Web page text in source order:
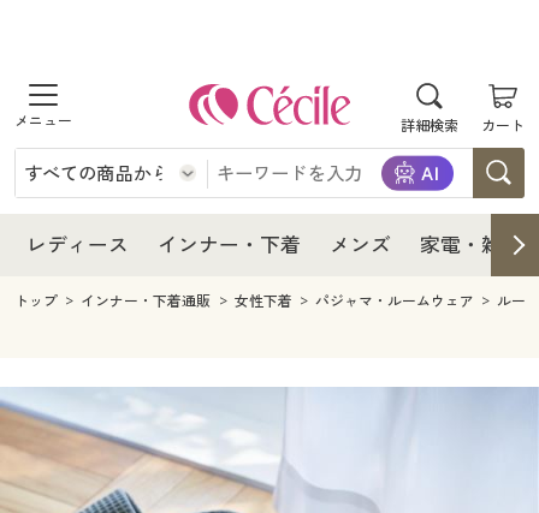
詳細検索 カート
商品を探す
レディース
レディースファッション
インナー・下着
インナー・下着通販すべて
メンズ下着
ジュニア・ティーンズ下着
メンズ
メンズファッション
メンズ下着
家電・雑貨すべて
家電
寝具・インテリア・家具
寝具・インテリア・家具通販すべて
美容・健康
レディース インナー・下着 メンズ 家電・雑貨
レディース
レディース通販すべて
レディースファッション
インナー・下着
インナー・下着通販すべて
ジュニア・ティーンズ下着
メンズ
メンズ下着
家電
キッチン・雑貨・日用品
寝具・インテリア・家具通販すべて
家具・収納
美容・健康
美容・健康通販すべて
制服・スクール
トップ インナー・下着通販 女性下着 パジャマ・ルームウェア ルー